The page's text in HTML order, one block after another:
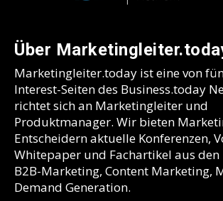
Über
Marketingleiter.today ist eine von
Interest-Seiten des Business.today
richtet sich an Marketingleiter und
Produktmanager. Wir bieten
Entscheidern aktuelle Konferenzen,
Whitepaper und Fachartikel aus den
B2B-Marketing, Content Marketing,
Demand Generation.